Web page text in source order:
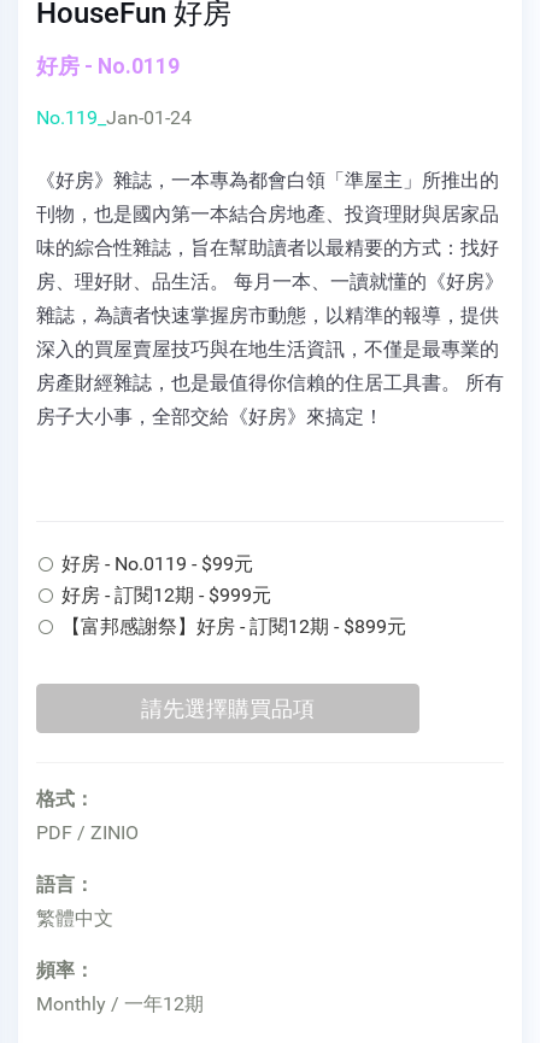
HouseFun 好房
好房 - No.0119
No.119_ Jan-01-24
《好房》雜誌，一本專為都會白領「準屋主」所推出的
刊物，也是國內第一本結合房地產、投資理財與居家品
味的綜合性雜誌，旨在幫助讀者以最精要的方式：找好
房、理好財、品生活。 每月一本、一讀就懂的《好房》
雜誌，為讀者快速掌握房市動態，以精準的報導，提供
深入的買屋賣屋技巧與在地生活資訊，不僅是最專業的
房產財經雜誌，也是最值得你信賴的住居工具書。 所有
房子大小事，全部交給《好房》來搞定！
好房 - No.0119 - $99元
好房 - 訂閱12期 - $999元
【富邦感謝祭】好房 - 訂閱12期 - $899元
格式：
PDF / ZINIO
語言：
繁體中文
頻率：
Monthly / 一年12期